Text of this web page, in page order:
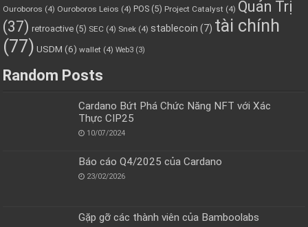
Ouroboros (4) Ouroboros Leios (4) POS (5) Project Catalyst (4) Quản Trị
(37) retroactive (5) SEC (4) Snek (4) stablecoin (7) tài chính
(77) USDM (6) wallet (4) Web3 (3)
Random Posts
Cardano Bứt Phá Chức Năng NFT với Xác
Thực CIP25
10/07/2024
Báo cáo Q4/2025 của Cardano
23/02/2026
Gặp gỡ các thành viên của Bamboolabs